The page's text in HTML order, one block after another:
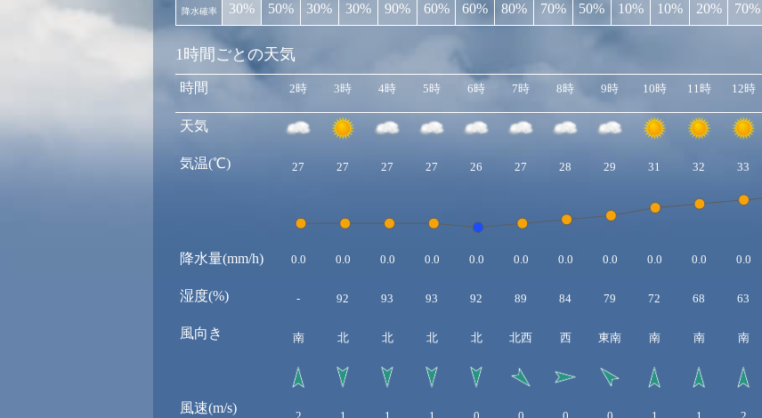
降水確率 30% 50% 30% 30% 90% 60% 60% 80% 70% 50% 10% 10% 20% 70%
1時間ごとの天気
時間
天気
気温(℃)
降水量(mm/h)
湿度(%)
風向き
風速(m/s)
2時 3時 4時 5時 6時 7時 8時 9時 10時 11時 12時
27 27 27 27 26 27 28 29 31 32 33
0.0 0.0 0.0 0.0 0.0 0.0 0.0 0.0 0.0 0.0 0.0
- 92 93 93 92 89 84 79 72 68 63
南 北 北 北 北 北西 西 東南 南 南 南